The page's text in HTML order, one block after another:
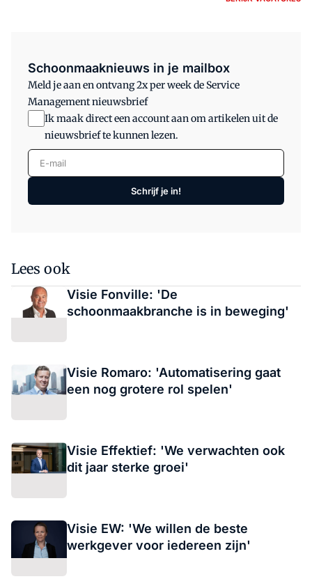
Schoonmaaknieuws in je mailbox
Meld je aan en ontvang 2x per week de Service
Management nieuwsbrief
Ik maak direct een account aan om artikelen uit de
nieuwsbrief te kunnen lezen.
E-mail
Schrijf je in!
Lees ook
Visie Fonville: 'De
schoonmaakbranche is in beweging'
Visie Romaro: 'Automatisering gaat
een nog grotere rol spelen'
Visie Effektief: 'We verwachten ook
dit jaar sterke groei'
Visie EW: 'We willen de beste
werkgever voor iedereen zijn'